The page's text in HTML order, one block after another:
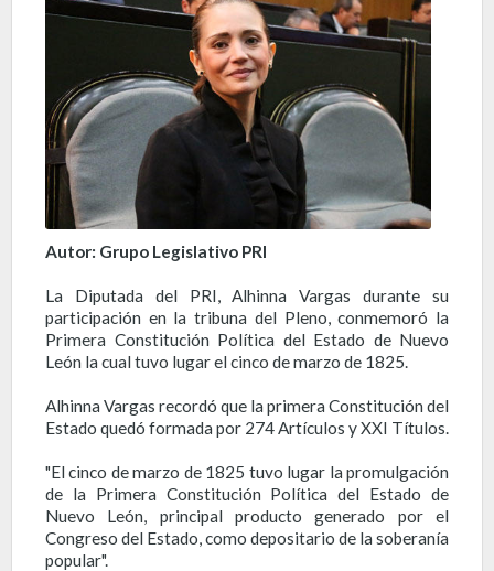
Autor: Grupo Legislativo PRI
La Diputada del PRI, Alhinna Vargas durante su
participación en la tribuna del Pleno, conmemoró la
Primera Constitución Política del Estado de Nuevo
León la cual tuvo lugar el cinco de marzo de 1825.
Alhinna Vargas recordó que la primera Constitución del
Estado quedó formada por 274 Artículos y XXI Títulos.
"El cinco de marzo de 1825 tuvo lugar la promulgación
de la Primera Constitución Política del Estado de
Nuevo León, principal producto generado por el
Congreso del Estado, como depositario de la soberanía
popular".